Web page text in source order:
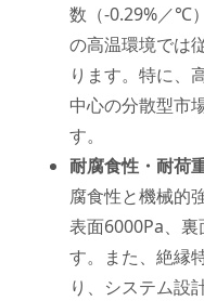
数（-0.29%／℃
の高温環境では
ります。特に、
中心の分散型市
す。
耐腐食性・耐荷
腐食性と機械的
表面6000Pa、
す。また、絶縁
り、システム設